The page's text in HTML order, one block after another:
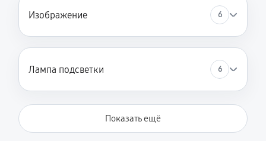
Изображение 6
Лампа подсветки 6
Показать ещё